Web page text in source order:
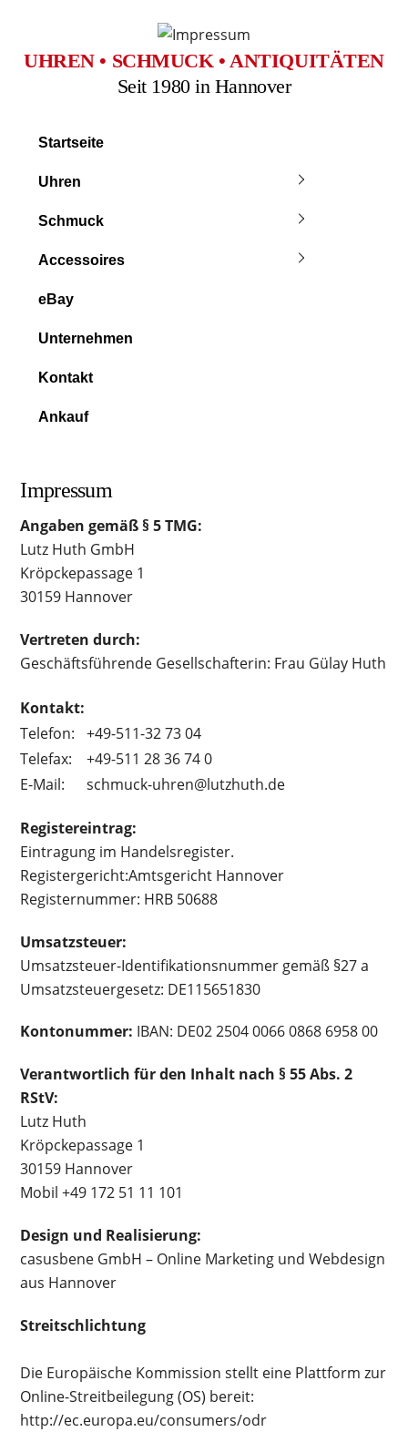
content
UHREN • SCHMUCK • ANTIQUITÄTEN
Seit 1980 in Hannover
Startseite
Uhren
Schmuck
Accessoires
eBay
Unternehmen
Kontakt
Ankauf
Impressum
Angaben gemäß § 5 TMG:
Lutz Huth GmbH
Kröpckepassage 1
30159 Hannover
Vertreten durch:
Geschäftsführende Gesellschafterin: Frau Gülay Huth
Kontakt:
Telefon:
+49-511-32 73 04
Telefax:
+49-511 28 36 74 0
E-Mail:
schmuck-uhren@lutzhuth.de
Registereintrag:
Eintragung im Handelsregister.
Registergericht:Amtsgericht Hannover
Registernummer: HRB 50688
Umsatzsteuer:
Umsatzsteuer-Identifikationsnummer gemäß §27 a
Umsatzsteuergesetz: DE115651830
Kontonummer: IBAN: DE02 2504 0066 0868 6958 00
Verantwortlich für den Inhalt nach § 55 Abs. 2
RStV:
Lutz Huth
Kröpckepassage 1
30159 Hannover
Mobil +49 172 51 11 101
Design und Realisierung:
casusbene GmbH – Online Marketing und Webdesign
aus Hannover
Streitschlichtung
Die Europäische Kommission stellt eine Plattform zur
Online-Streitbeilegung (OS) bereit:
http://ec.europa.eu/consumers/odr